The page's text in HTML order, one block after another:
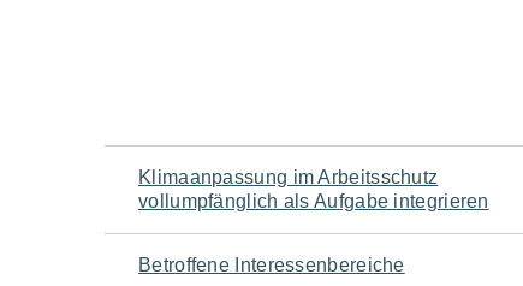
Navigation
für
Klimaanpassung im Arbeitsschutz
vollumpfänglich als Aufgabe integrieren
Betroffene Interessenbereiche